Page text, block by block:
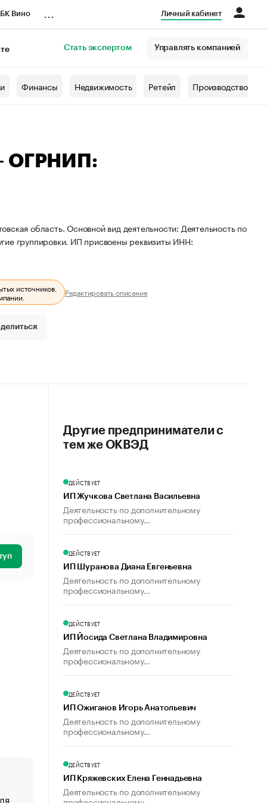
Вино Личный кабинет
Стать экспертом Управлять компанией
Финансы Недвижимость Ретейл Производство
ОГРНИП:
область. Основной вид деятельности: Деятельность по
группировки. ИП присвоены реквизиты ИНН:
источников.
Редактировать описание
«От спорта тело стареет иначе». Как живет глава
Другие предприниматели с
тем же ОКВЭД
ДЕЙСТВУЕТ
ИП Жучкова Светлана Васильевна
Деятельность по дополнительному
профессиональному...
ДЕЙСТВУЕТ
ИП Шуранова Диана Евгеньевна
Деятельность по дополнительному
профессиональному...
ДЕЙСТВУЕТ
ИП Йосида Светлана Владимировна
Деятельность по дополнительному
профессиональному...
ДЕЙСТВУЕТ
ИП Ожиганов Игорь Анатольевич
Деятельность по дополнительному
профессиональному...
ДЕЙСТВУЕТ
ИП Кряжевских Елена Геннадьевна
Деятельность по дополнительному